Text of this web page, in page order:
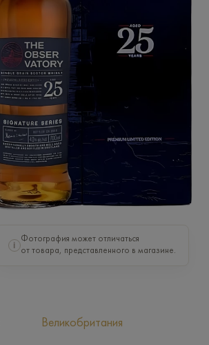
i
Фотография может отличаться
от товара, представленного в магазине.
Великобритания